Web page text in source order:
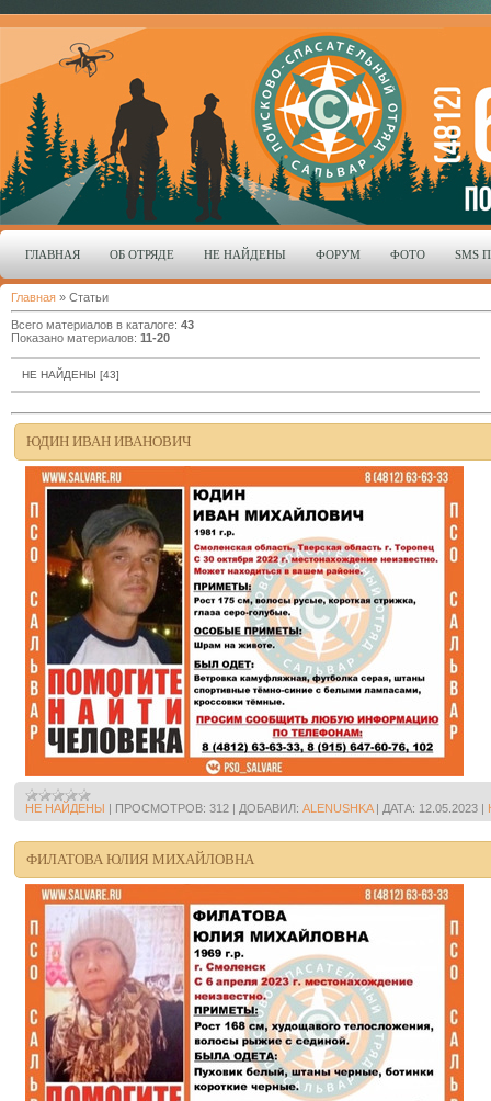
ГЛАВНАЯ ОБ ОТРЯДЕ НЕ НАЙДЕНЫ ФОРУМ ФОТО SMS
Главная » Статьи
Всего материалов в каталоге: 43
Показано материалов: 11-20
НЕ НАЙДЕНЫ [43]
ЮДИН ИВАН ИВАНОВИЧ
НЕ НАЙДЕНЫ | ПРОСМОТРОВ: 312 | ДОБАВИЛ: ALENUSHKA| ДАТА: 12.05.2023 |
ФИЛАТОВА ЮЛИЯ МИХАЙЛОВНА